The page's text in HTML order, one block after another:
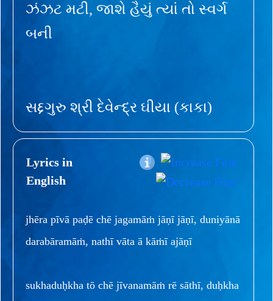
ઝંઝટ મટી, જાશે હૈયું ત્યાં તો સ્વર્ગ
બની
સદ્દગુરુ શ્રી દેવેન્દ્ર ઘીયા (કાકા)
Lyrics in
English
jhēra pīvā paḍē chē jagamāṁ jāṇī jāṇī, duniyānā
darabāramāṁ, nathī vāta ā kāṁī ajāṇī
sukhaduḥkha tō chē jīvanamāṁ rē sāthī, duḥkha